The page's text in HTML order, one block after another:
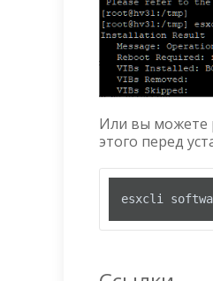
Или вы можете
этого перед
esxcli